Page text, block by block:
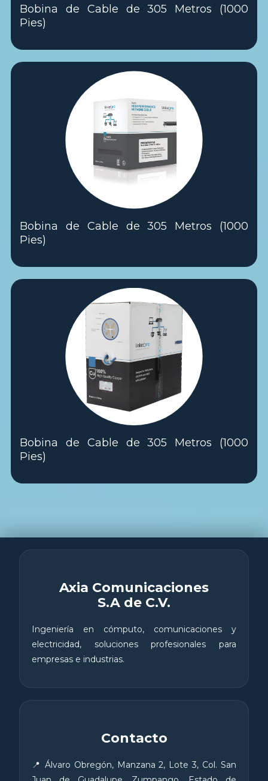
Bobina de Cable de 305 Metros (1000
Pies)
Bobina de Cable de 305 Metros (1000
Pies)
Bobina de Cable de 305 Metros (1000
Pies)
Axia Comunicaciones
S.A de C.V.
Ingeniería en cómputo, comunicaciones y
electricidad, soluciones profesionales para
empresas e industrias.
Contacto
📍 Álvaro Obregón, Manzana 2, Lote 3, Col. San